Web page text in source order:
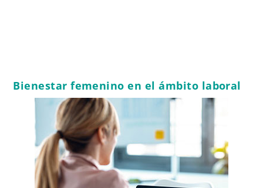
Bienestar femenino en el ámbito laboral